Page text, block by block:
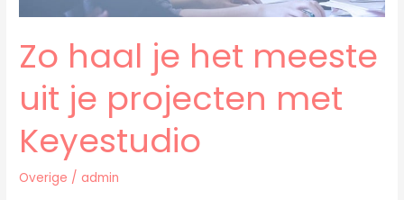
Zo haal je het meeste
uit je projecten met
Keyestudio
Overige / admin